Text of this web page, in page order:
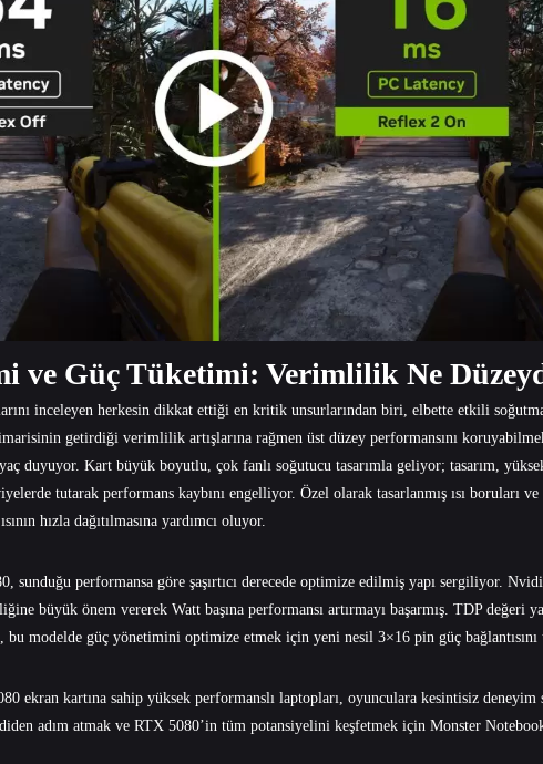
ve Güç Tüketimi: Verimlilik Ne
inceleyen herkesin dikkat ettiği en kritik unsurlarından biri, elbette etkili
getirdiği verimlilik artışlarına rağmen üst düzey performansını
duyuyor. Kart büyük boyutlu, çok fanlı soğutucu tasarımla geliyor; tasarım,
tutarak performans kaybını engelliyor. Özel olarak tasarlanmış ısı boruları
hızla dağıtılmasına yardımcı oluyor.
sunduğu performansa göre şaşırtıcı derecede optimize edilmiş yapı sergiliyor.
büyük önem vererek Watt başına performansı artırmayı başarmış. TDP değeri
modelde güç yönetimini optimize etmek için yeni nesil 3×16 pin güç bağlantısını
ekran kartına sahip yüksek performanslı laptopları, oyunculara kesintisiz deneyim
adım atmak ve RTX 5080’in tüm potansiyelini keşfetmek için Monster